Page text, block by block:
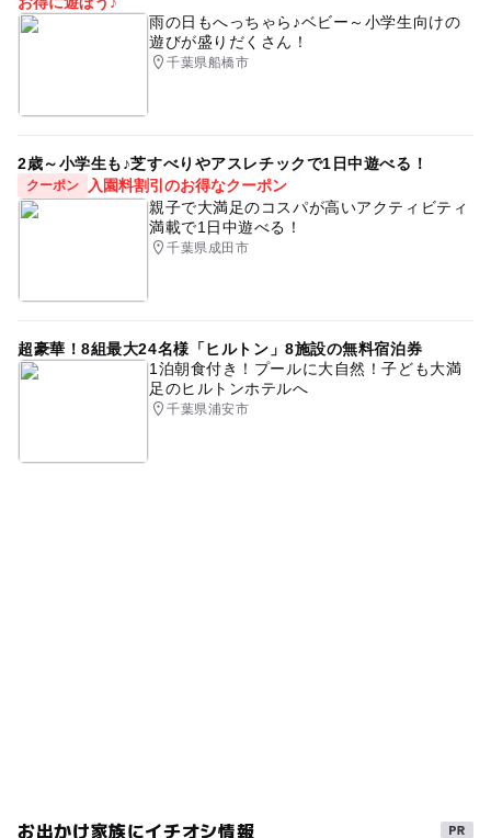
雨の日もへっちゃら♪ベビー～小学生向けの
遊びが盛りだくさん！
千葉県船橋市
2歳～小学生も♪芝すべりやアスレチックで1日中遊べる！
クーポン
入園料割引のお得なクーポン
親子で大満足のコスパが高いアクティビティ
満載で1日中遊べる！
千葉県成田市
超豪華！8組最大24名様「ヒルトン」8施設の無料宿泊券
1泊朝食付き！プールに大自然！子ども大満
足のヒルトンホテルへ
千葉県浦安市
お出かけ家族にイチオシ情報